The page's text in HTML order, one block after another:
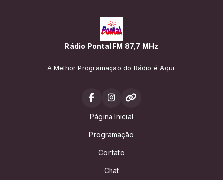
Rádio Pontal FM 87,7 MHz
A Melhor Programação do Rádio é Aqui.
Página Inicial
Programação
Contato
Chat